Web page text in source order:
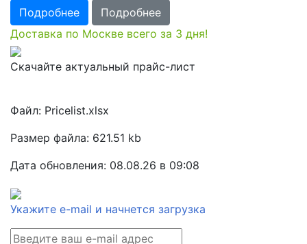
Подробнее
Подробнее
Доставка по Москве всего за 3 дня!
Скачайте актуальный прайс-лист
Файл: Pricelist.xlsx
Размер файла: 621.51 kb
Дата обновления: 08.08.26 в 09:08
Укажите e-mail и начнется загрузка